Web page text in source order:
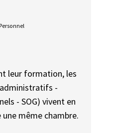
leur formation, les
-
- SOG) vivent en
même chambre.